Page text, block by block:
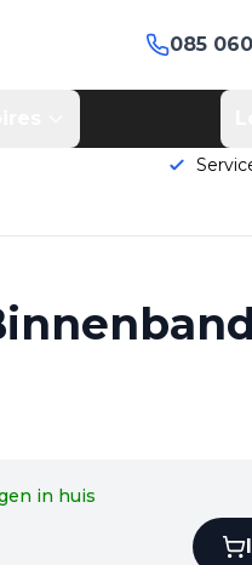
085
in huis